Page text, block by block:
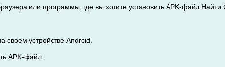
или программы, где вы хотите установить APK-файл Найти
своем устройстве Android.
APK-файл.